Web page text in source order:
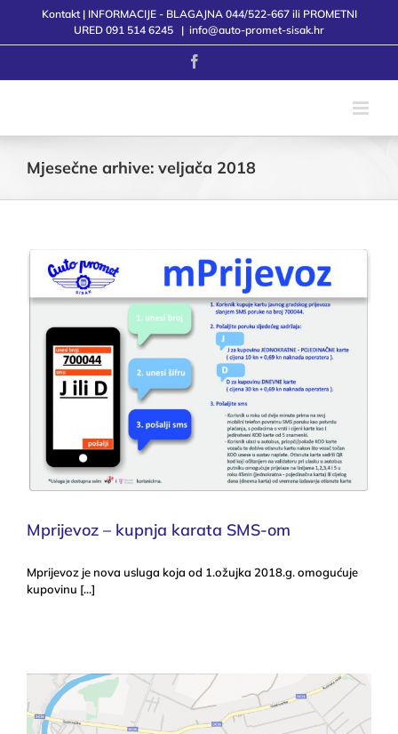
Kontakt | INFORMACIJE - BLAGAJNA 044/522-667 ili PROMETNI
URED 091 514 6245
| info@auto-promet-sisak.hr
Mjesečne arhive: veljača 2018
Mprijevoz – kupnja karata SMS-om
Mprijevoz je nova usluga koja od 1.ožujka 2018.g. omogućuje
kupovinu [...]